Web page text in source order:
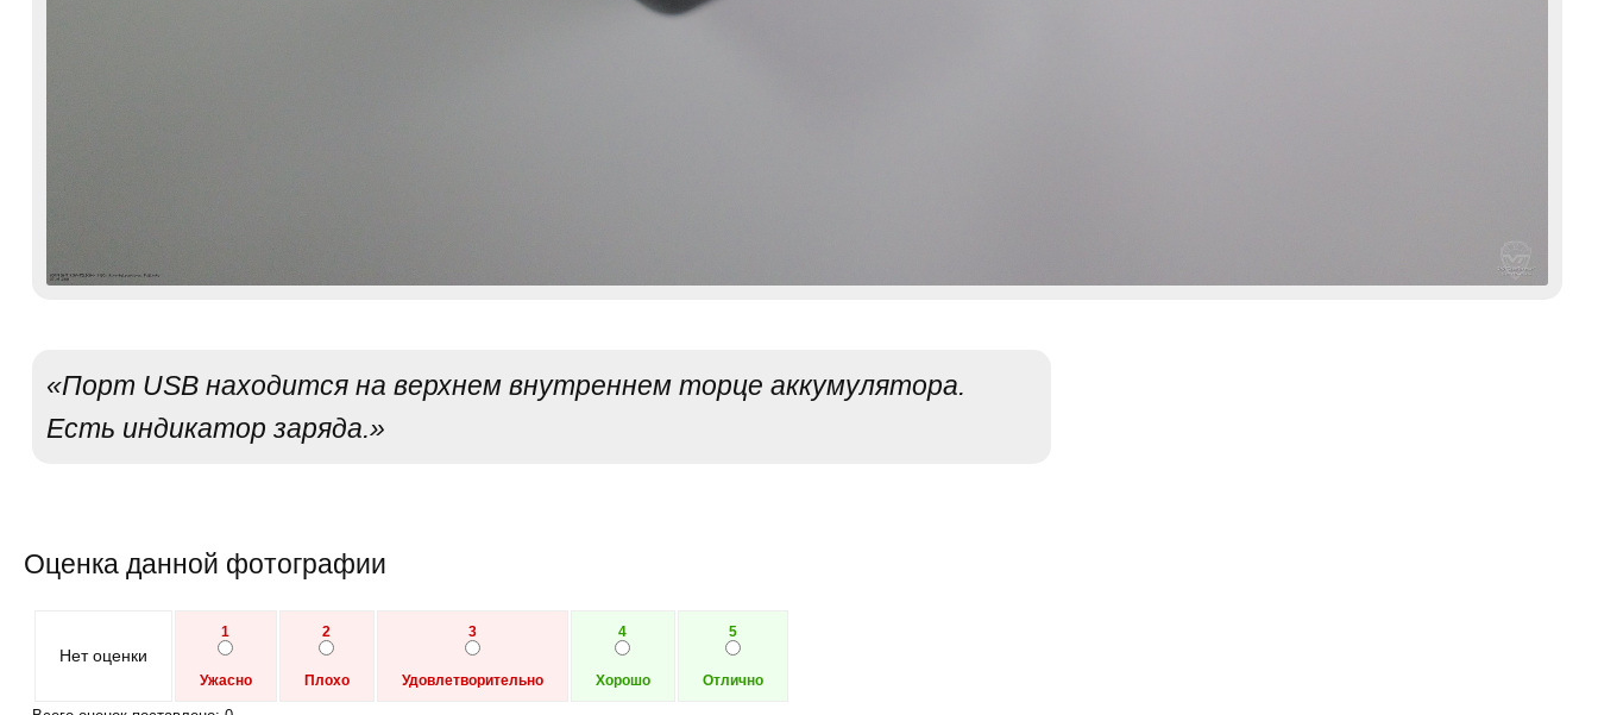
«Порт USB находится на верхнем внутреннем торце аккумулятора.
Есть индикатор заряда.»
Оценка данной фотографии
Нет оценки
1
Ужасно
2
Плохо
3
Удовлетворительно
4
Хорошо
5
Отлично